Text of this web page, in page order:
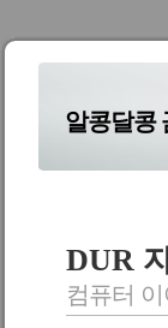
알콩달콩
DUR
컴퓨터